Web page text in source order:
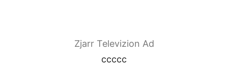
Zjarr Televizion Ad
ccccc